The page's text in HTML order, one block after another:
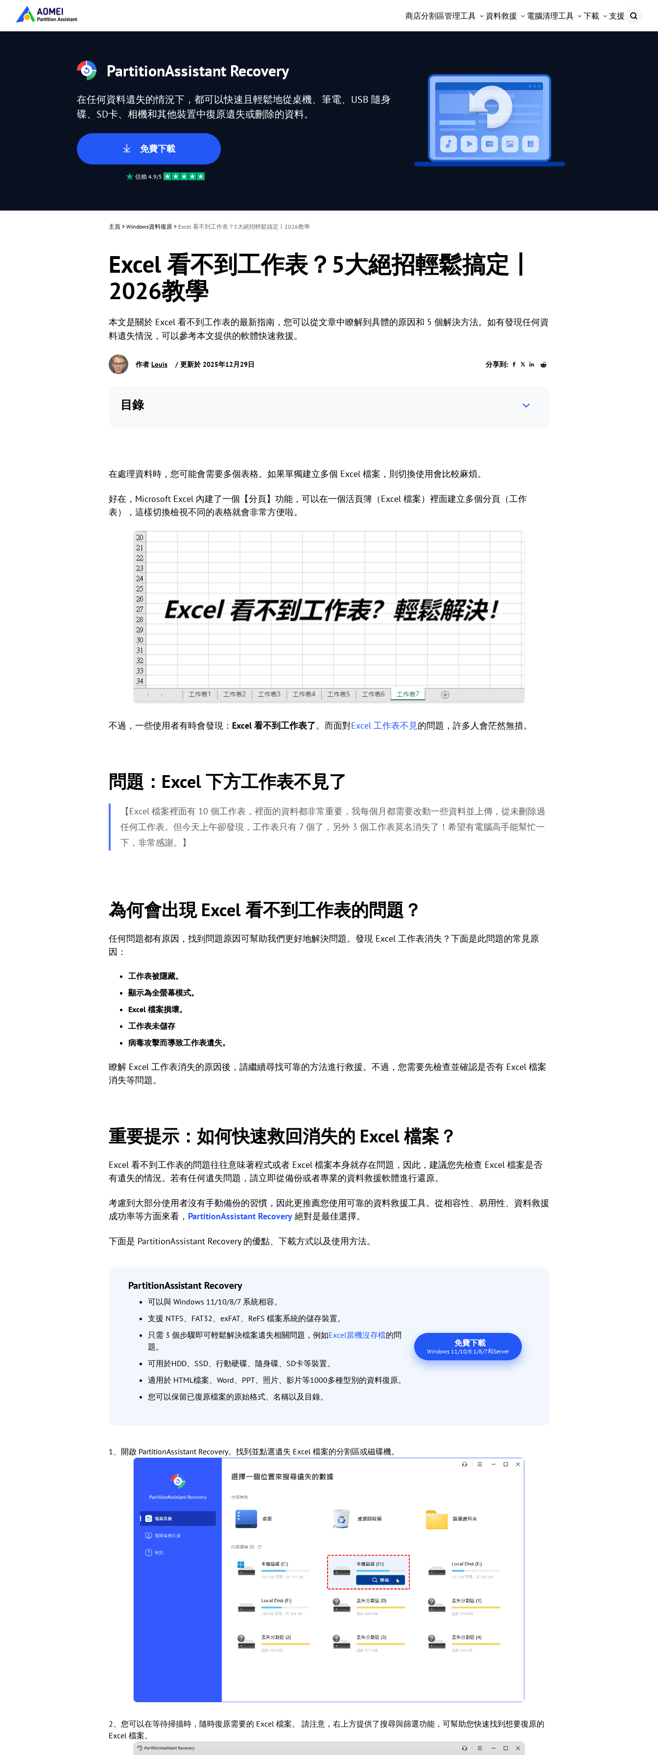
商店分割區管理工具 資料救援 電腦清理工具 下載 支援
PartitionAssistant Recovery
在任何資料遺失的情況下，都可以快速且輕鬆地從桌機、筆電、USB 隨身
碟、SD卡、相機和其他裝置中復原遺失或刪除的資料。
免費下載
信賴 4.9/5
主頁 > Windows資料復原 > Excel 看不到工作表？5大絕招輕鬆搞定丨2026教學
Excel 看不到工作表？5大絕招輕鬆搞定丨
2026教學
本文是關於 Excel 看不到工作表的最新指南，您可以從文章中瞭解到具體的原因和 5 個解決方法。如有發現任何資
料遺失情況，可以參考本文提供的軟體快速救援。
作者 Louis / 更新於 2025年12月29日 分享到:
目錄
在處理資料時，您可能會需要多個表格。如果單獨建立多個 Excel 檔案，則切換使用會比較麻煩。
好在，Microsoft Excel 內建了一個【分頁】功能，可以在一個活頁簿（Excel 檔案）裡面建立多個分頁（工作
表），這樣切換檢視不同的表格就會非常方便啦。
不過，一些使用者有時會發現： Excel 看不到工作表了。而面對Excel 工作表不見的問題，許多人會茫然無措。
問題：Excel 下方工作表不見了
【Excel 檔案裡面有 10 個工作表，裡面的資料都非常重要，我每個月都需要改動一些資料並上傳，從未刪除過
任何工作表。但今天上午卻發現，工作表只有 7 個了，另外 3 個工作表莫名消失了！希望有電腦高手能幫忙一
下，非常感謝。】
為何會出現 Excel 看不到工作表的問題？
任何問題都有原因，找到問題原因可幫助我們更好地解決問題。發現 Excel 工作表消失？下面是此問題的常見原
因：
工作表被隱藏。
顯示為全螢幕模式。
Excel 檔案損壞。
工作表未儲存
病毒攻擊而導致工作表遺失。
瞭解 Excel 工作表消失的原因後，請繼續尋找可靠的方法進行救援。不過，您需要先檢查並確認是否有 Excel 檔案
消失等問題。
重要提示：如何快速救回消失的 Excel 檔案？
Excel 看不到工作表的問題往往意味著程式或者 Excel 檔案本身就存在問題，因此，建議您先檢查 Excel 檔案是否
有遺失的情況。若有任何遺失問題，請立即從備份或者專業的資料救援軟體進行還原。
考慮到大部分使用者沒有手動備份的習慣，因此更推薦您使用可靠的資料救援工具。從相容性、易用性、資料救援
成功率等方面來看， PartitionAssistant Recovery 絕對是最佳選擇。
下面是 PartitionAssistant Recovery 的優點、下載方式以及使用方法。
PartitionAssistant Recovery
可以與 Windows 11/10/8/7 系統相容。
支援 NTFS、FAT32、exFAT、ReFS 檔案系統的儲存裝置。
只需 3 個步驟即可輕鬆解決檔案遺失相關問題，例如Excel當機沒存檔的問
題。
可用於HDD、SSD、行動硬碟、隨身碟、SD卡等裝置。
適用於 HTML檔案、Word、PPT、照片、影片等1000多種型別的資料復原。
您可以保留已復原檔案的原始格式、名稱以及目錄。
免費下載
Windows 11/10/8.1/8/7和Server
1、開啟 PartitionAssistant Recovery。找到並點選遺失 Excel 檔案的分割區或磁碟機。
2、您可以在等待掃描時，隨時復原需要的 Excel 檔案。 請注意，右上方提供了搜尋與篩選功能，可幫助您快速找到想要復原的
Excel 檔案。